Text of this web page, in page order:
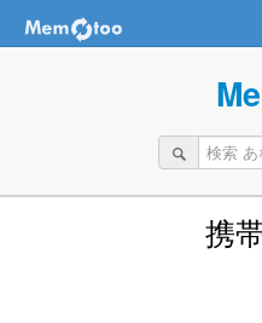
携